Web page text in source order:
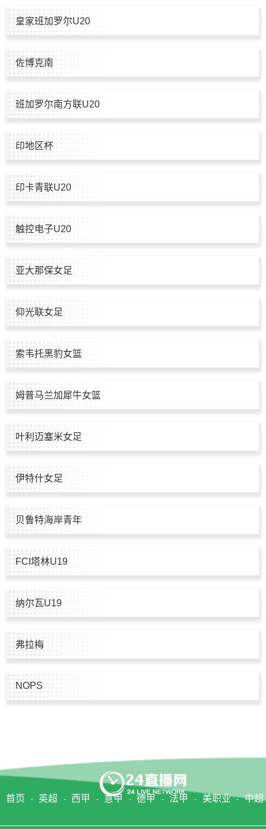
皇家班加罗尔U20
佐博克南
班加罗尔南方联U20
印地区杯
印卡青联U20
触控电子U20
亚大那保女足
仰光联女足
索韦托黑豹女篮
姆普马兰加犀牛女篮
叶利迈塞米女足
伊特什女足
贝鲁特海岸青年
FCI塔林U19
纳尔瓦U19
弗拉梅
NOPS
首页 英超 西甲 意甲 德甲 法甲 美职业 中超